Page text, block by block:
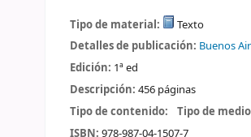
Tipo de material:
Texto
Detalles de publicación: Buenos
Edición: 1ª ed
Descripción: 456 páginas
Tipo de contenido:
Tipo de
ISBN: 978-987-04-1507-7